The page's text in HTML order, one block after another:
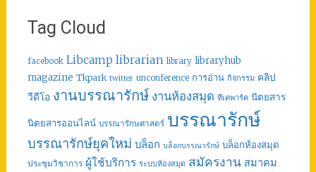
Tag Cloud
facebook Libcamp librarian library libraryhub
magazine Tkpark twitter unconference การอ่าน กิจกรรม คลิป
วีดีโอ งานบรรณารักษ์ งานห้องสมุด ทีเคพาร์ค นิตยสาร
นิตยสารออนไลน์ บรรณารักษศาสตร์ บรรณารักษ์
บรรณารักษ์ยุคใหม่ บล็อก บล็อกบรรณารักษ์ บล็อกห้องสมุด
ประชุมวิชาการ ผู้ใช้บริการ ระบบห้องสมุด สมัครงาน สมาคม